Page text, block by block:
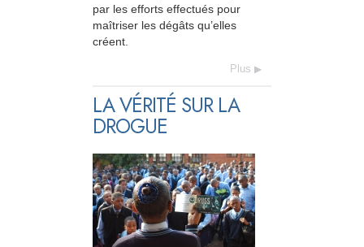
par les efforts effectués pour
maîtriser les dégâts qu’elles
créent.
Plus
LA VÉRITÉ SUR LA
DROGUE